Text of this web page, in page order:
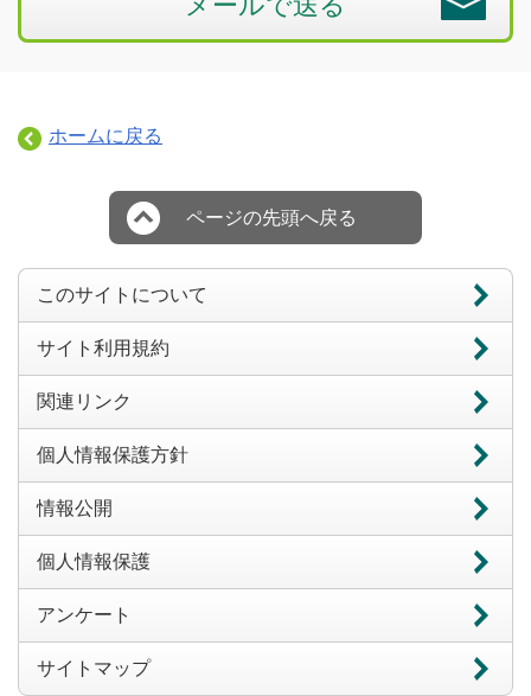
ホームに戻る
ページの先頭へ戻る
このサイトについて
サイト利用規約
関連リンク
個人情報保護方針
情報公開
個人情報保護
アンケート
サイトマップ